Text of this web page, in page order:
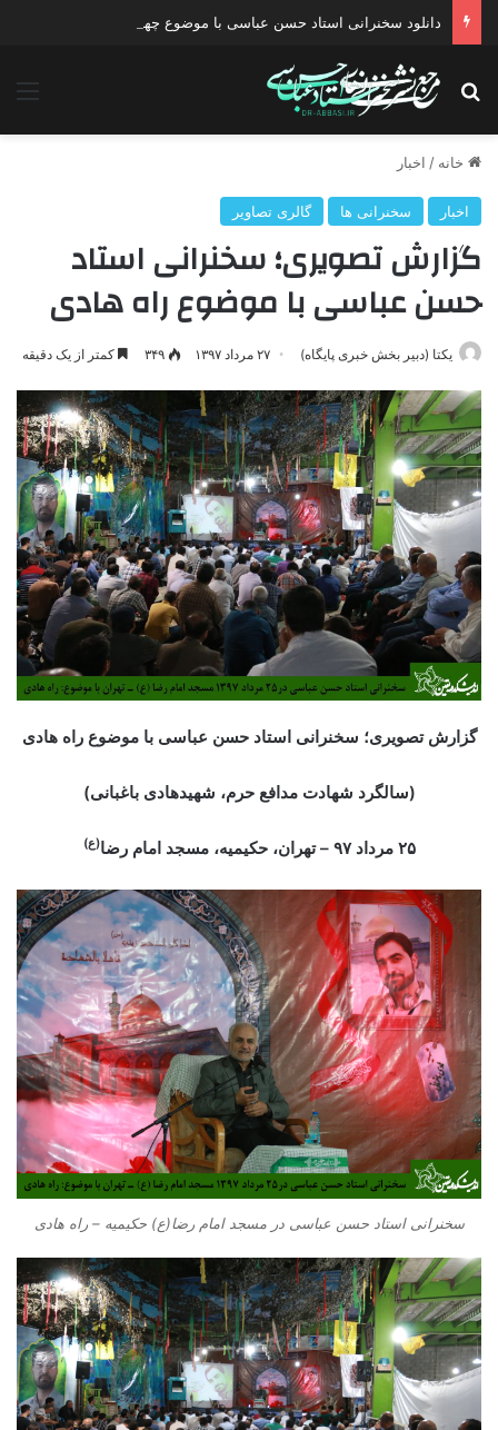
دانلود سخنرانی استاد حسن عباسی با موضوع چهار انتخاب ۱۴۰۰
جستجو برای
خانه / اخبار
اخبار سخنرانی ها گالری تصاویر
گزارش تصویری؛ سخنرانی استاد
حسن عباسی با موضوع راه هادی
یکتا (دبیر بخش خبری پایگاه) ۲۷ مرداد ۱۳۹۷ ۳۴۹ کمتر از یک دقیقه
گزارش تصویری؛ سخنرانی استاد حسن عباسی با موضوع راه هادی
(سالگرد شهادت مدافع حرم، شهیدهادی باغبانی)
۲۵ مرداد ۹۷ – تهران، حکیمیه، مسجد امام رضا (ع)
سخنرانی استاد حسن عباسی در مسجد امام رضا(ع) حکیمیه – راه هادی